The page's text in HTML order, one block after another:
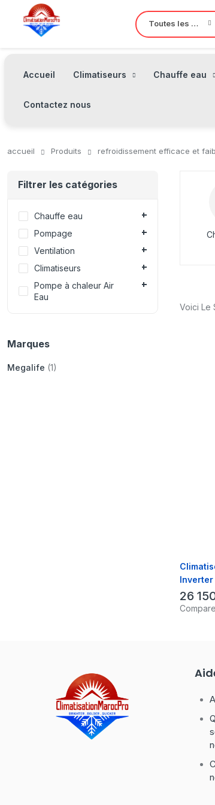
Toutes les Catégories
Accueil Climatiseurs Chauffe eau
Contactez nous
accueil Produits refroidissement efficace et
Voici Le
26
Compare
Filtrer les catégories
Chauffe eau
Pompage
Ventilation
Climatiseurs
Pompe à chaleur Air
Eau
Marques
Megalife (1)